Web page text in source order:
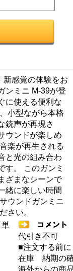
新感覚の体験をお
ンミニ M-39が登
に使える便利な
小型ながら本格
銃声が再現さ
ウンドが楽しめ
楽が再生される
と光の組み合わ
す。 このガンミ
ざまなシーンで
緒に楽しい時間
ウンドガンミニ
さい。
単
代引き不可
■注文する前に
在庫 納期の
海外からの商